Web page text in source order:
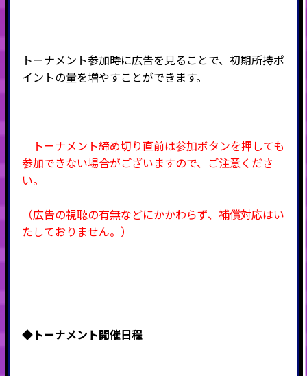
トーナメント参加時に広告を見ることで、初期所持ポ
イントの量を増やすことができます。
トーナメント締め切り直前は参加ボタンを押しても
参加できない場合がございますので、ご注意くださ
い。
（広告の視聴の有無などにかかわらず、補償対応はい
たしておりません。）
◆トーナメント開催日程